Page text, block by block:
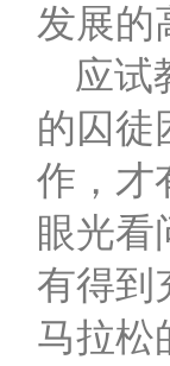
发展的
应试
的囚徒
作，才
眼光看
有得到
马拉松